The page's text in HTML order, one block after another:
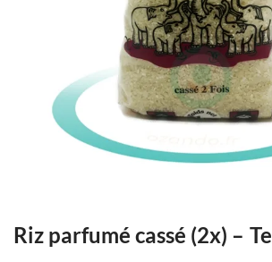
Riz parfumé cassé (2x) –